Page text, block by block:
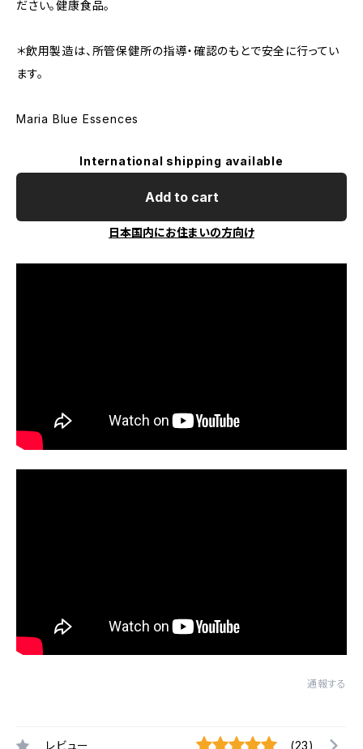
ださい。健康食品。
＊飲用製造は、所管保健所の指導・確認のもとで安全に行ってい
ます。
Maria Blue Essences
International shipping available
Add to cart
日本国内にお住まいの方向け
通報する
レビュー (23)